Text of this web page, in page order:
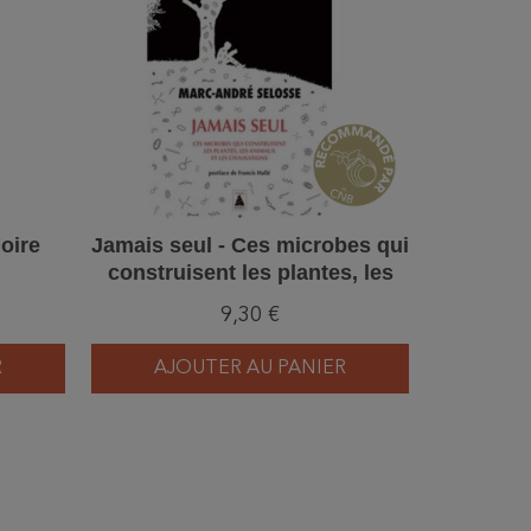
Jamais seul - Ces microbes qui
construisent les plantes, les
animaux et les civilisations
9,30 €
AJOUTER AU PANIER